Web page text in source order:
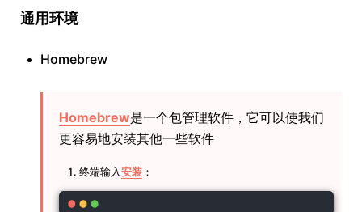
通用环境
Homebrew
Homebrew是一个包管理软件，它可以使我们
更容易地安装其他一些软件
终端输入安装 ：